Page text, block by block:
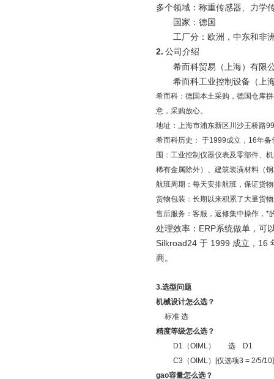
多个领域：称重传感器、力学
国家：德国
工厂分：欧洲，中东和非
2. 公司介绍
希而科贸易（上海）有限
希而科工业控制设备（上
希而科：德国本土采购，德国仓库
意，采购放心。
地址：上海市浦东新区川沙王桥路
希而科历史： 于1999成立， 16年备
围：工业控制仪器仪表及零部件、
稀有金属除外）、建筑装潢材料（
航班周期：每天安排航班，保证货
货物包装：长期以来积累了大量货
售后服务：客服，返修集中操作，*
处理效率： ERP系统做单，可
Silkroad24 于 1999 成立， 16
商。
3.选型问题
机械设计怎么选？
标准 选
精度等级怎么选？
D1 （OIML） 选 D1
C3 （OIML） [仅选项3 = 2/5/
gao容量怎么选？